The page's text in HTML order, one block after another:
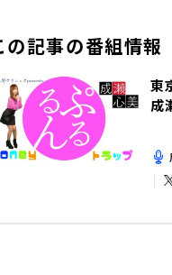
の記事の番組情報
東
成